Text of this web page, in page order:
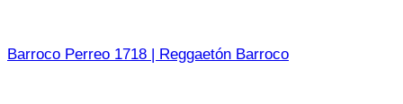
Barroco Perreo 1718 | Reggaetón Barroco